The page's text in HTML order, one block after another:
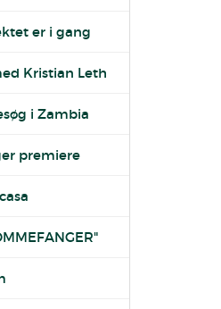
er i gang
Kristian Leth
i Zambia
premiere